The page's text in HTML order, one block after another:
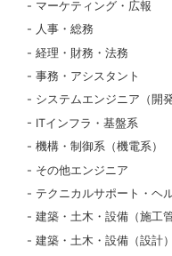
マーケティング・広報
人事・総務
経理・財務・法務
事務・アシスタント
システムエンジニア（開発
ITインフラ・基盤系
機構・制御系（機電系）
その他エンジニア
テクニカルサポート・ヘ
建築・土木・設備（施工管
建築・土木・設備（設計）